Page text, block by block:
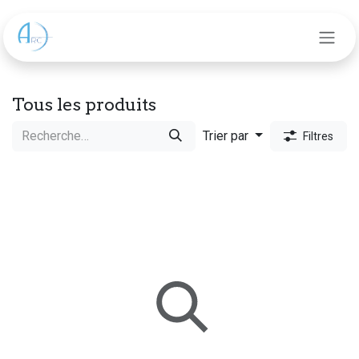
Tous les produits
Trier par Filtres